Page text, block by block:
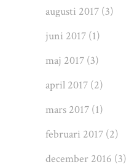
augusti 2017 (3)
juni 2017 (1)
maj 2017 (3)
april 2017 (2)
mars 2017 (1)
februari 2017 (2)
december 2016 (3)